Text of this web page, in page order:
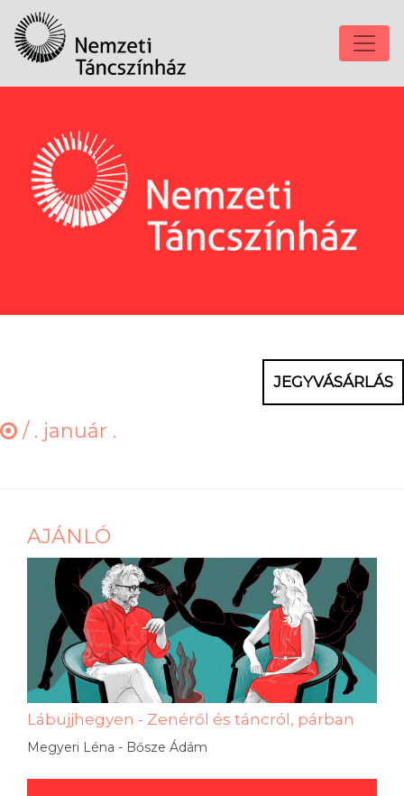
JEGYVÁSÁRLÁS
/ . január .
AJÁNLÓ
Lábujjhegyen - Zenéről és táncról, párban
Megyeri Léna - Bősze Ádám